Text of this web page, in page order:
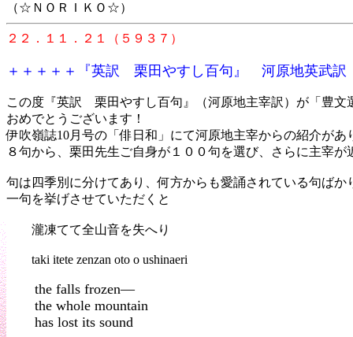
（☆ＮＯＲＩＫＯ☆）
２２．１１．２１（５９３７）
＋＋＋＋＋『英訳 栗田やすし百句』 河原地英武
この度『英訳 栗田やすし百句』（河原地主宰訳）が「豊
おめでとうございます！
伊吹嶺誌10月号の「俳日和」にて河原地主宰からの紹介が
８句から、栗田先生ご自身が１００句を選び、さらに主宰
句は四季別に分けてあり、何方からも愛誦されている句
一句を挙げさせていただくと
瀧凍てて全山音を失へり
taki itete zenzan oto o ushinaeri
the falls frozen―
the whole mountain
has lost its sound